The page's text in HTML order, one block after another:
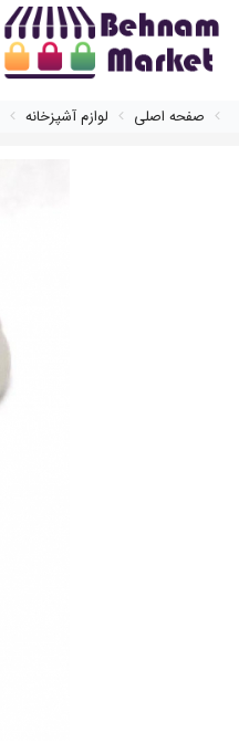
صفحه اصلی
لوازم آشپزخانه